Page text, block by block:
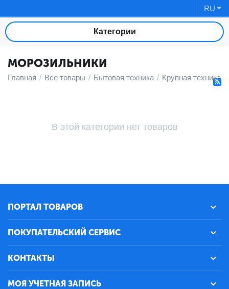
RU
Категории
МОРОЗИЛЬНИКИ
Главная / Все товары / Бытовая техника / Крупная техника
В этой категории нет товаров
ПОРТАЛ ТОВАРОВ
ПОКУПАТЕЛЬСКИЙ СЕРВИС
КОНТАКТЫ
МОЯ УЧЕТНАЯ ЗАПИСЬ